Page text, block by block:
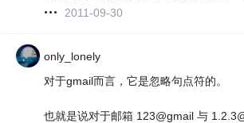
2011-09-30
only_lonely
对于gmail而言，它是忽略句点符的。
也就是说对于邮箱 123@gmail 与